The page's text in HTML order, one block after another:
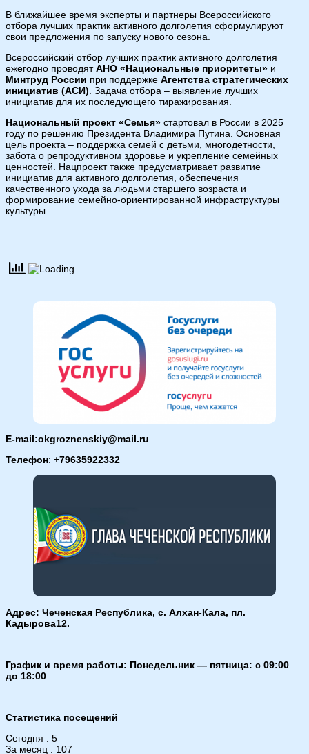
В ближайшее время эксперты и партнеры Всероссийского
отбора лучших практик активного долголетия сформулируют
свои предложения по запуску нового сезона.
Всероссийский отбор лучших практик активного долголетия
ежегодно проводятАНО «Национальные приоритеты» и
Минтруд России при поддержке Агентства стратегических
инициатив (АСИ) . Задача отбора – выявление лучших
инициатив для их последующего тиражирования.
Национальный проект «Семья» стартовал в России в 2025
году по решению Президента Владимира Путина. Основная
цель проекта – поддержка семей с детьми, многодетности,
забота о репродуктивном здоровье и укрепление семейных
ценностей. Нацпроект также предусматривает развитие
инициатив для активного долголетия, обеспечения
качественного ухода за людьми старшего возраста и
формирование семейно-ориентированной инфраструктуры
культуры.
E-mail:okgroznenskiy@mail.ru
Телефон: +79635922332
Адрес: Чеченская Республика, с. Алхан-Кала, пл.
Кадырова12.
График и время работы: Понедельник — пятница: с 09:00
до 18:00
Статистика посещений
Сегодня : 5
За месяц : 107